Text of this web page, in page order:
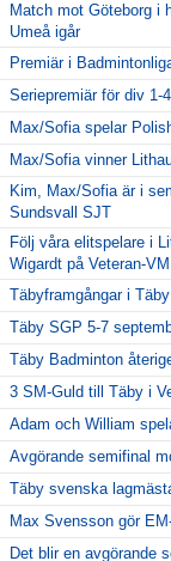
Match mot Göteborg i
Umeå igår
Premiär i
Seriepremiär för div 1-4
Max/Sofia spelar
Max/Sofia vinner
Kim, Max/Sofia är i
Sundsvall SJT
Följ våra elitspelare i
Wigardt på Veteran-
Täbyframgångar i
Täby SGP 5-7
Täby Badminton
3 SM-Guld till Täby i
Adam och William
Avgörande semifinal
Täby svenska
Max Svensson gör
Det blir en avgörande